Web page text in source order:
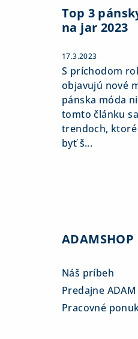
Top 3
na jar 2023
17.3.2023
S príchodom
objavujú nové
pánska móda
tomto článku
trendoch,
byť š...
ADAMSHOP
Náš príbeh
Predajne ADAM
Pracovné